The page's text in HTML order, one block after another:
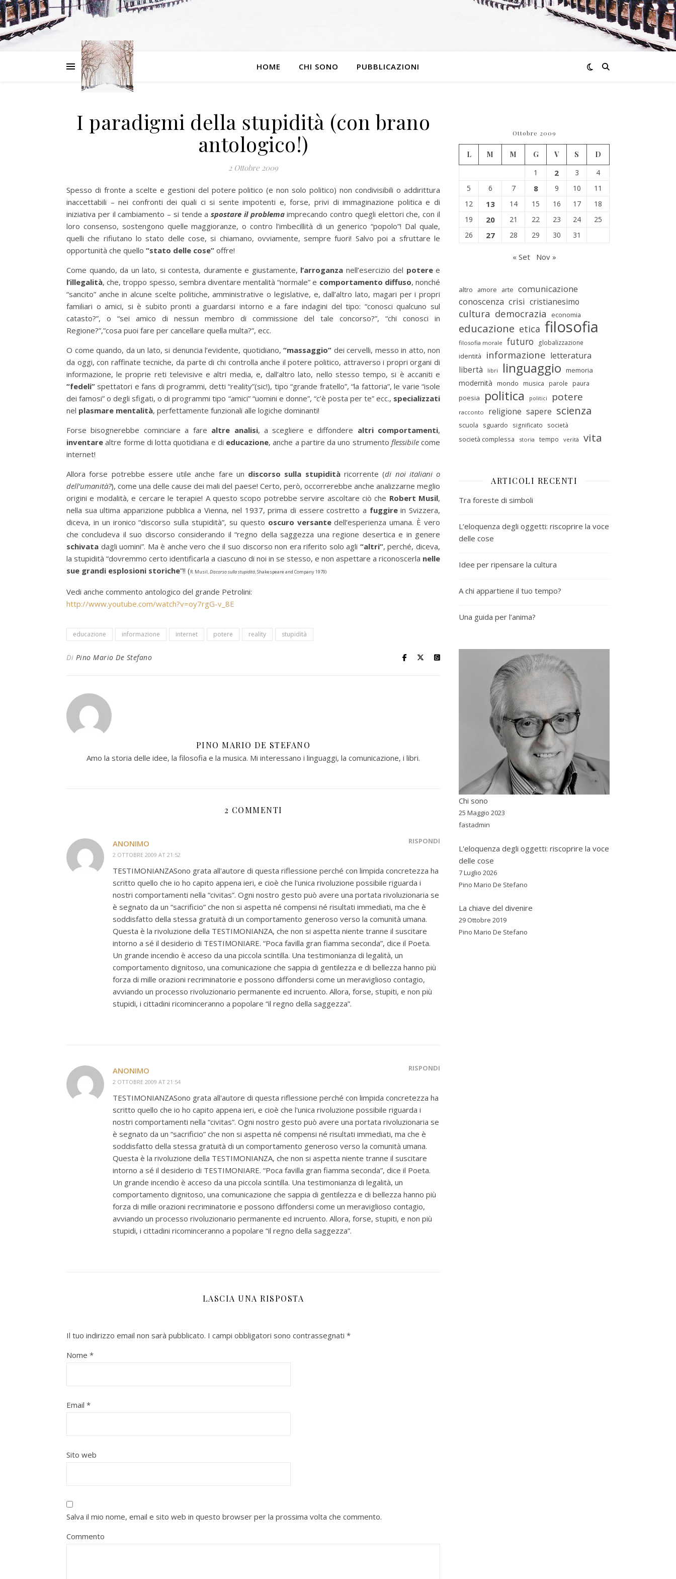
HOME CHI SONO PUBBLICAZIONI
I paradigmi della stupidità (con brano
antologico!)
2 Ottobre 2009
Spesso di fronte a scelte e gestioni del potere politico (e non solo politico) non condivisibili o addirittura
inaccettabili – nei confronti dei quali ci si sente impotenti e, forse, privi di immaginazione politica e di
iniziativa per il cambiamento – si tende aspostare il problemaimprecando contro quegli elettori che, con il
loro consenso, sostengono quelle maggioranze, o contro l’imbecillità di un generico “popolo”! Dal quale,
quelli che rifiutano lo stato delle cose, si chiamano, ovviamente, sempre fuori! Salvo poi a sfruttare le
opportunità che quello “stato delle cose” offre!
Come quando, da un lato, si contesta, duramente e giustamente, l’arroganza nell’esercizio del poteree
l’illegalità, che, troppo spesso, sembra diventare mentalità “normale” e comportamento diffuso, nonché
“sancito” anche in alcune scelte politiche, amministrative o legislative, e, dall’altro lato, magari per i propri
familiari o amici, si è subito pronti a guardarsi intorno e a fare indagini del tipo: “conosci qualcuno sul
catasto?”, o “sei amico di nessun membro di commissione del tale concorso?”, “chi conosci in
Regione?”,”cosa puoi fare per cancellare quella multa?”, ecc.
O come quando, da un lato, si denuncia l’evidente, quotidiano, “massaggio” dei cervelli, messo in atto, non
da oggi, con raffinate tecniche, da parte di chi controlla anche il potere politico, attraverso i propri organi di
informazione, le proprie reti televisive e altri media, e, dall’altro lato, nello stesso tempo, si è accaniti e
“fedeli” spettatori e fans di programmi, detti “reality”(sic!), tipo “grande fratello”, “la fattoria”, le varie “isole
dei famosi” o degli sfigati, o di programmi tipo “amici” “uomini e donne”, “c’è posta per te” ecc., specializzati
nel plasmare mentalità, perfettamente funzionali alle logiche dominanti!
Forse bisognerebbe cominciare a fare altre analisi, a scegliere e diffondere altri comportamenti,
inventare altre forme di lotta quotidiana e di educazione, anche a partire da uno strumento flessibilecome
internet!
Allora forse potrebbe essere utile anche fare un discorso sulla stupiditàricorrente (di noi italiani o
dell’umanità?), come una delle cause dei mali del paese! Certo, però, occorrerebbe anche analizzarne meglio
origini e modalità, e cercare le terapie! A questo scopo potrebbe servire ascoltare ciò che Robert Musil,
nella sua ultima apparizione pubblica a Vienna, nel 1937, prima di essere costretto a fuggirein Svizzera,
diceva, in un ironico “discorso sulla stupidità”, su questo oscuro versantedell’esperienza umana. È vero
che concludeva il suo discorso considerando il “regno della saggezza una regione desertica e in genere
schivata dagli uomini”. Ma è anche vero che il suo discorso non era riferito solo agli “altri”, perché, diceva,
la stupidità “dovremmo certo identificarla a ciascuno di noi in se stesso, e non aspettare a riconoscerla nelle
sue grandi esplosioni storiche”!! (R. Musil,Discorso sulla stupidità, Shakespeare and Company 1979)
Vedi anche commento antologico del grande Petrolini:
http://www.youtube.com/watch?v=oy7rgG-v_8E
educazione informazione internet potere reality stupidità
Di Pino Mario De Stefano
PINO MARIO DE STEFANO
Amo la storia delle idee, la filosofia e la musica. Mi interessano i linguaggi, la comunicazione, i libri.
2 COMMENTI
ANONIMO
2 OTTOBRE 2009 AT 21:52
RISPONDI
TESTIMONIANZASono grata all'autore di questa riflessione perché con limpida concretezza ha
scritto quello che io ho capito appena ieri, e cioè che l'unica rivoluzione possibile riguarda i
nostri comportamenti nella “civitas”. Ogni nostro gesto può avere una portata rivoluzionaria se
è segnato da un “sacrificio” che non si aspetta né compensi né risultati immediati, ma che è
soddisfatto della stessa gratuità di un comportamento generoso verso la comunità umana.
Questa è la rivoluzione della TESTIMONIANZA, che non si aspetta niente tranne il suscitare
intorno a sé il desiderio di TESTIMONIARE. “Poca favilla gran fiamma seconda”, dice il Poeta.
Un grande incendio è acceso da una piccola scintilla. Una testimonianza di legalità, un
comportamento dignitoso, una comunicazione che sappia di gentilezza e di bellezza hanno più
forza di mille orazioni recriminatorie e possono diffondersi come un meraviglioso contagio,
avviando un processo rivoluzionario permanente ed incruento. Allora, forse, stupiti, e non più
stupidi, i cittadini ricominceranno a popolare “il regno della saggezza”.
ANONIMO
2 OTTOBRE 2009 AT 21:54
RISPONDI
TESTIMONIANZASono grata all'autore di questa riflessione perché con limpida concretezza ha
scritto quello che io ho capito appena ieri, e cioè che l'unica rivoluzione possibile riguarda i
nostri comportamenti nella “civitas”. Ogni nostro gesto può avere una portata rivoluzionaria se
è segnato da un “sacrificio” che non si aspetta né compensi né risultati immediati, ma che è
soddisfatto della stessa gratuità di un comportamento generoso verso la comunità umana.
Questa è la rivoluzione della TESTIMONIANZA, che non si aspetta niente tranne il suscitare
intorno a sé il desiderio di TESTIMONIARE. “Poca favilla gran fiamma seconda”, dice il Poeta.
Un grande incendio è acceso da una piccola scintilla. Una testimonianza di legalità, un
comportamento dignitoso, una comunicazione che sappia di gentilezza e di bellezza hanno più
forza di mille orazioni recriminatorie e possono diffondersi come un meraviglioso contagio,
avviando un processo rivoluzionario permanente ed incruento. Allora, forse, stupiti, e non più
stupidi, i cittadini ricominceranno a popolare “il regno della saggezza”.
LASCIA UNA RISPOSTA
Il tuo indirizzo email non sarà pubblicato. I campi obbligatori sono contrassegnati *
Nome *
Email *
Sito web
Salva il mio nome, email e sito web in questo browser per la prossima volta che commento.
Commento
Ottobre 2009
L M M G V S
D
1
2 3
4
5
6 7 8 9 10
11
12
13 14 15 16 17
18
19
20 21 22 23 24
25
26
27 28 29 30 31
« Set Nov »
altro amore arte comunicazione
conoscenza crisi cristianesimo
cultura democrazia economia
educazione etica filosofia
filosofia morale futuro globalizzazione
identità informazione letteratura
libertà
libri linguaggio memoria
modernità mondo musica parole paura
poesia politica politici potere
racconto religione sapere scienza
scuola sguardo significato società
società complessa storia tempo verità vita
ARTICOLI RECENTI
Tra foreste di simboli
L’eloquenza degli oggetti: riscoprire la voce
delle cose
Idee per ripensare la cultura
A chi appartiene il tuo tempo?
Una guida per l’anima?
Chi sono
25 Maggio 2023
fastadmin
L'eloquenza degli oggetti: riscoprire la voce
delle cose
7 Luglio 2026
Pino Mario De Stefano
La chiave del divenire
29 Ottobre 2019
Pino Mario De Stefano